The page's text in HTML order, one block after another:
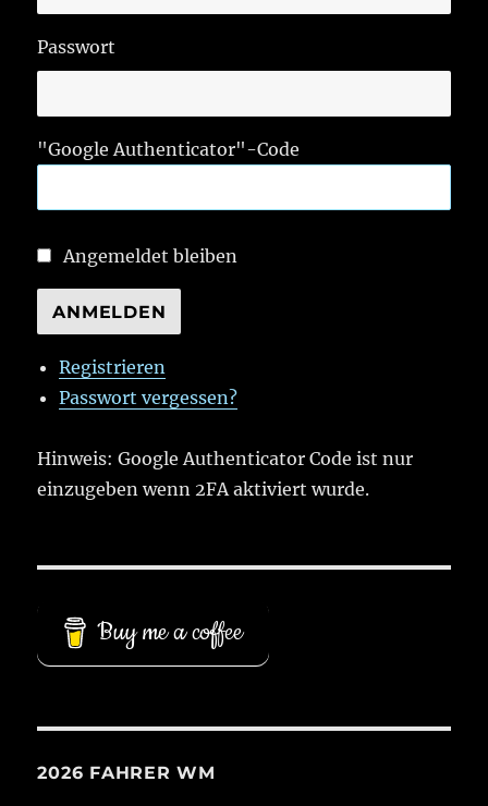
Passwort
"Google Authenticator"-Code
Angemeldet bleiben
ANMELDEN
Registrieren
Passwort vergessen?
Hinweis: Google Authenticator Code ist nur
einzugeben wenn 2FA aktiviert wurde.
Buy me a coffee
2026 FAHRER WM